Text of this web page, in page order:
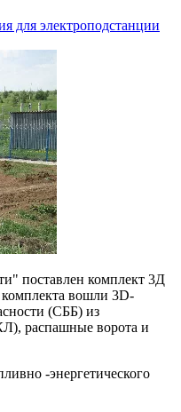
для электроподстанции
поставлен комплект 3Д
вошли 3D-
(СББ) из
распашные ворота и
-энергетического